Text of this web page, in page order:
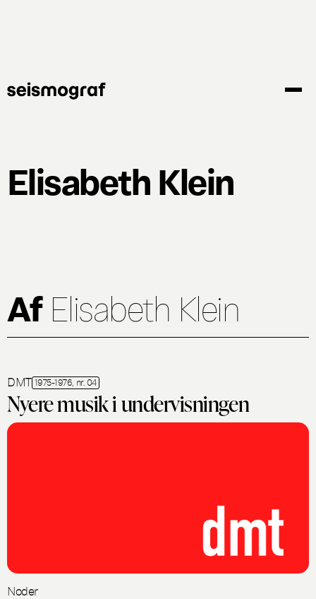
Elisabeth Klein
Af Elisabeth Klein
DMT 1975-1976, nr. 04
Nyere musik i undervisningen
Noder